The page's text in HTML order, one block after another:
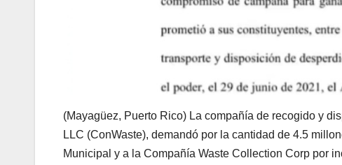
(Mayagüez, Puerto Rico) La compañía de recogido y
LLC (ConWaste), demandó por la cantidad de 4.5
Municipal y a la Compañía Waste Collection Corp por